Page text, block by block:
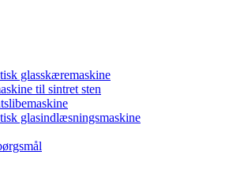
glasskæremaskine
til sintret sten
glasindlæsningsmaskine